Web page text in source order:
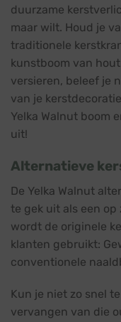
duurzame
maar wilt. Houd je
traditionele
kunstboom van
versieren, beleef je
van je
Yelka Walnut boom
uit!
Alternatieve
De Yelka Walnut
te gek uit als een
wordt de originele
klanten gebruikt:
conventionele
Kun je niet zo snel
vervangen van die